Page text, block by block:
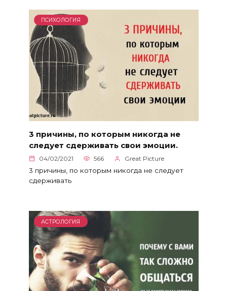
ПСИХОЛОГИЯ
3 причины, по которым никогда не
следует сдерживать свои эмоции.
04/02/2021 566 Great Picture
3 причины, по которым никогда не следует
сдерживать
АСТРОЛОГИЯ